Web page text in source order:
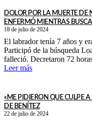
DOLOR POR LA MUERTE DE
ENFERMÓ MIENTRAS
18 de julio de 2024
El labrador tenía 7 años y
Participó de la búsqueda
falleció. Decretaron 72
Leer más
«ME PIDIERON QUE CULPE
DE BENÍTEZ
22 de julio de 2024